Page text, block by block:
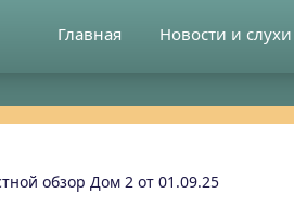
Главная Новости и слухи
обзор Дом 2 от 01.09.25